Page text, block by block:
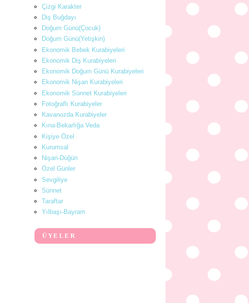
Çizgi Karakter
Diş Buğdayı
Doğum Günü(Çocuk)
Doğum Günü(Yetişkin)
Ekonomik Bebek Kurabiyeleri
Ekonomik Diş Kurabiyeleri
Ekonomik Doğum Günü Kurabiyeleri
Ekonomik Nişan Kurabiyeleri
Ekonomik Sünnet Kurabiyeleri
Fotoğraflı Kurabiyeler
Kavanozda Kurabiyeler
Kına-Bekarlığa Veda
Kişiye Özel
Kurumsal
Nişan-Düğün
Özel Günler
Sevgiliye
Sünnet
Taraftar
Yılbaşı-Bayram
ÜYELER